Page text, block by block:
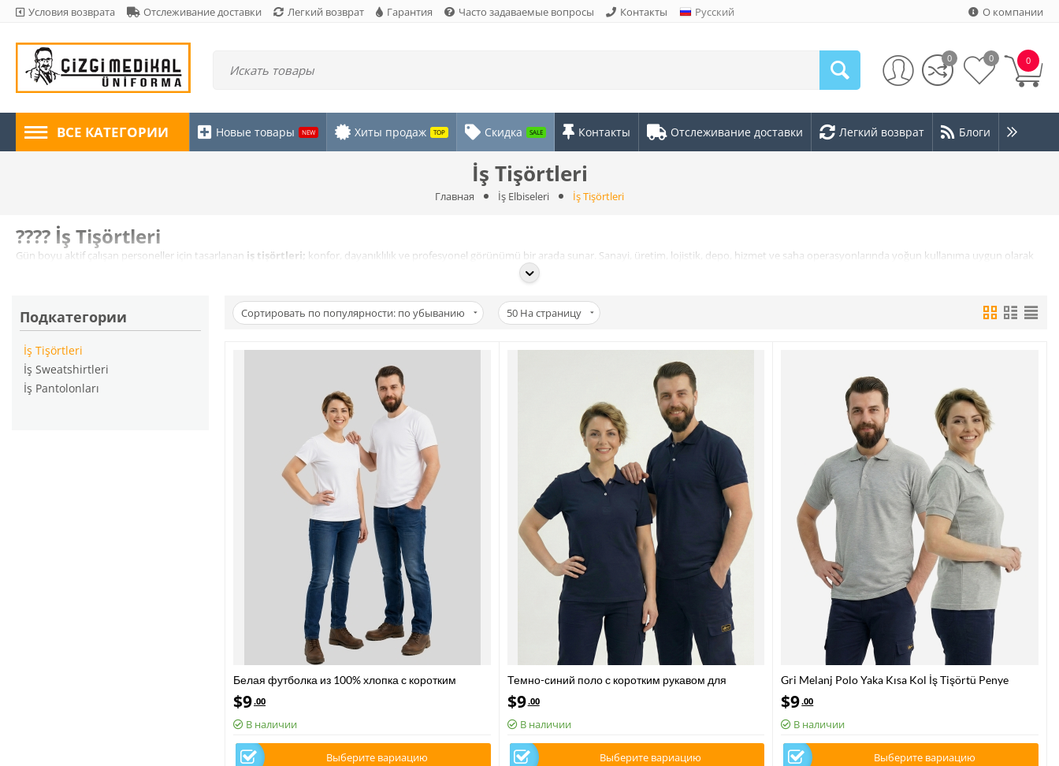
Условия возврата Отслеживание доставки Легкий возврат Гарантия Часто задаваемые вопросы Контакты Русский О компании
0
0 0
ВСЕ КАТЕГОРИИ Новые товары NEW Хиты продаж TOP Скидка SALE Контакты Отслеживание доставки Легкий возврат Блоги
İş Tişörtleri
Главная İş Elbiseleri İş Tişörtleri
???? İş Tişörtleri
Gün boyu aktif çalışan personeller için tasarlanan iş tişörtleri; konfor, dayanıklılık ve profesyonel görünümü bir arada sunar. Sanayi, üretim, lojistik, depo, hizmet ve saha operasyonlarında yoğun kullanıma uygun olarak
Nefes alabilen kumaş yapısı sayesinde terlemeyi minimuma indirirken, esnek dokusu hareket özgürlüğü sunar. Sık yıkamaya dayanıklı kumaşlar, renk ve formunu uzun süre koruyarak kurumsal görünümün sürdürülebilir
Подкатегории
İş Tişörtleri
İş Sweatshirtleri
İş Pantolonları
Сортировать по популярности: по убыванию 50 На страницу
Белая футболка из 100% хлопка с коротким
рукавом
$9.00
В наличии
Выберите вариацию
Темно-синий поло с коротким рукавом для
работы из ткани Lacoste
$9.00
В наличии
Выберите вариацию
Gri Melanj Polo Yaka Kısa Kol İş Tişörtü Penye
Lacoste Kumaş
$9.00
В наличии
Выберите вариацию